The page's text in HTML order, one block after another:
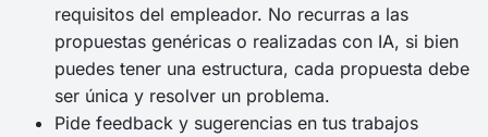
requisitos del empleador. No recurras a las
propuestas genéricas o realizadas con IA, si bien
puedes tener una estructura, cada propuesta debe
ser única y resolver un problema.
Pide feedback y sugerencias en tus trabajos